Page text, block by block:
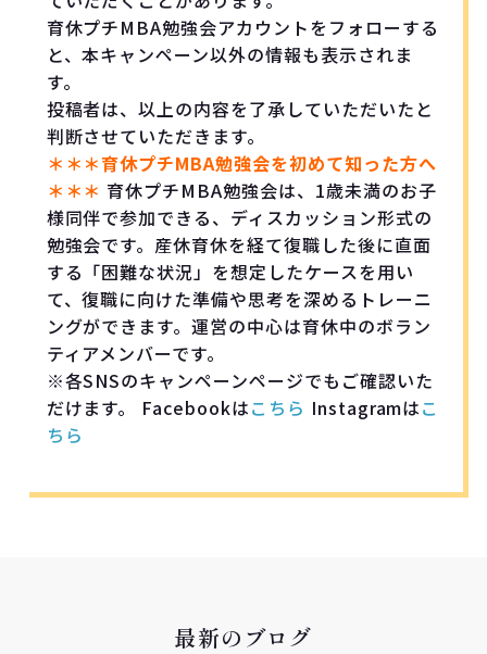
育休プチMBA勉強会アカウントをフォローする
と、本キャンペーン以外の情報も表示されま
す。
投稿者は、以上の内容を了承していただいたと
判断させていただきます。
＊＊＊育休プチMBA勉強会を初めて知った方へ
＊＊＊ 育休プチMBA勉強会は、1歳未満のお子
様同伴で参加できる、ディスカッション形式の
勉強会です。産休育休を経て復職した後に直面
する「困難な状況」を想定したケースを用い
て、復職に向けた準備や思考を深めるトレーニ
ングができます。運営の中心は育休中のボラン
ティアメンバーです。
※各SNSのキャンペーンページでもご確認いた
だけます。 Facebookはこちら Instagramはこ
ちら
最新のブログ